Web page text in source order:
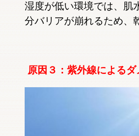
湿度が低い環境では、肌
分バリアが崩れるため、
原因３：紫外線によるダ